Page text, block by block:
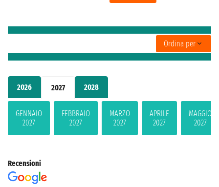
2026 2027 2028
GENNAIO
2027
FEBBRAIO
2027
MARZO
2027
APRILE
2027
MAGGIO
2027
Ordina per
Recensioni